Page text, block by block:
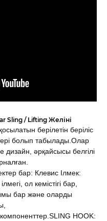
Sling / Lifting Желіні
берілетін беріліс
болып табылады. Олар
дизайн, әрқайсысы белгілі
бар: Клевис Ілмек:
ол кемістігі бар,
бар және оларды
SLING HOOK: